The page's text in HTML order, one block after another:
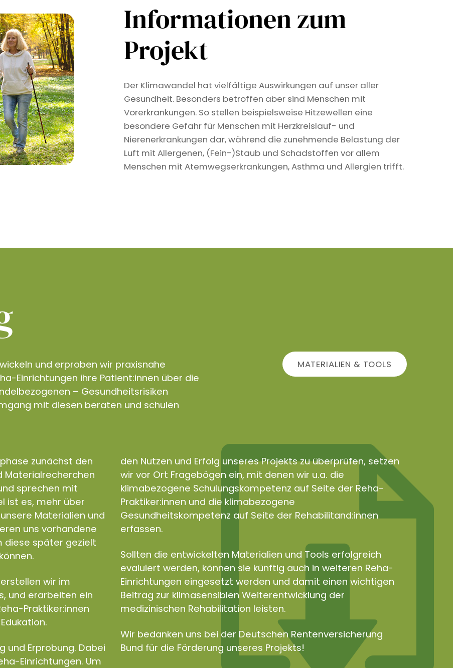
Informationen zum
Projekt
Der Klimawandel hat vielfältige Auswirkungen auf unser aller
Gesundheit. Besonders betroffen aber sind Menschen mit
Vorerkrankungen. So stellen beispielsweise Hitzewellen eine
besondere Gefahr für Menschen mit Herzkreislauf- und
Nierenerkrankungen dar, während die zunehmende Belastung der
Luft mit Allergenen, (Fein-)Staub und Schadstoffen vor allem
Menschen mit Atemwegserkrankungen, Asthma und Allergien trifft.
und erproben wir praxisnahe
Einrichtungen ihre Patient:innen über die
– Gesundheitsrisiken
mit diesen beraten und schulen
MATERIALIEN & TOOLS
zunächst den
Materialrecherchen
sprechen mit
ist es, mehr über
Materialien und
uns vorhandene
diese später gezielt
wir im
und erarbeiten ein
Praktiker:innen
und Erprobung. Dabei
Einrichtungen. Um
den Nutzen und Erfolg unseres Projekts zu überprüfen, setzen
wir vor Ort Fragebögen ein, mit denen wir u.a. die
klimabezogene Schulungskompetenz auf Seite der Reha-
Praktiker:innen und die klimabezogene
Gesundheitskompetenz auf Seite der Rehabilitand:innen
erfassen.
Sollten die entwickelten Materialien und Tools erfolgreich
evaluiert werden, können sie künftig auch in weiteren Reha-
Einrichtungen eingesetzt werden und damit einen wichtigen
Beitrag zur klimasensiblen Weiterentwicklung der
medizinischen Rehabilitation leisten.
Wir bedanken uns bei der Deutschen Rentenversicherung
Bund für die Förderung unseres Projekts!